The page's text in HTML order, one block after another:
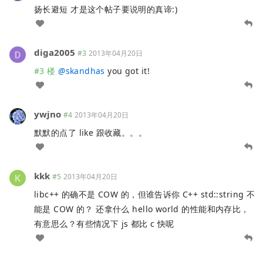
扬长避短 才是这个帖子要说明的真谛:)
diga2005 #3 2013年04月20日
#3 楼 @skandhas you got it!
ywjno #4 2013年04月20日
默默的点了 like 跟收藏。。。
kkk #5 2013年04月20日
libc++ 的确不是 COW 的，但谁告诉你 C++ std::string 不
能是 COW 的？ 还拿什么 hello world 的性能和内存比，
有意思么？有些情况下 js 都比 c 快呢